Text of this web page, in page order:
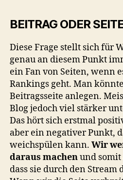
BEITRAG ODER
Diese Frage stellt sich für
genau an diesem Punkt
ein Fan von Seiten, wenn
Rankings geht. Man
Beitragsseite anlegen.
Blog jedoch viel stärker
Das hört sich erstmal
aber ein negativer Punkt,
weichspülen kann. Wir
daraus machenund
dass sie durch den Stream